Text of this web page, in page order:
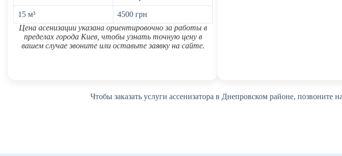
15 м³
4500 грн
Цена асенизации указана ориентировочно за работы в
пределах города Киев, чтобы узнать точную цену в
вашем случае звоните или оставьте заявку на сайте.
Чтобы заказать услуги ассенизатора в Днепровском районе, позвоните